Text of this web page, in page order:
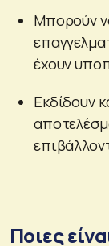
Μπορούν
έχουν
Εκδίδουν
Ποιες